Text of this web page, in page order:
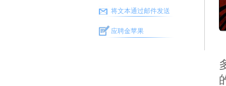
将文本通过邮件发送
应聘金苹果